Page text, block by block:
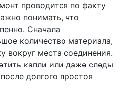
проводится по факту
понимать, что
Сначала
количество материала,
вокруг места соединения.
капли или даже следы
долгого простоя